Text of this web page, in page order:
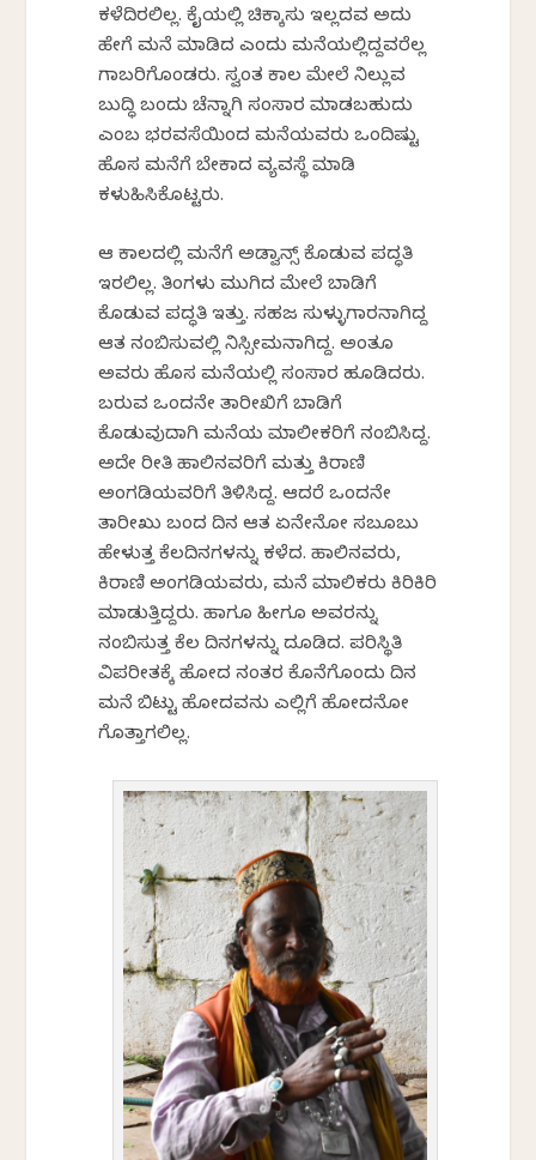
ಕಳೆದಿರಲಿಲ್ಲ. ಕೈಯಲ್ಲಿ ಚಿಕ್ಕಾಸು ಇಲ್ಲದವ ಅದು
ಹೇಗೆ ಮನೆ ಮಾಡಿದ ಎಂದು ಮನೆಯಲ್ಲಿದ್ದವರೆಲ್ಲ
ಗಾಬರಿಗೊಂಡರು. ಸ್ವಂತ ಕಾಲ ಮೇಲೆ ನಿಲ್ಲುವ
ಬುದ್ಧಿ ಬಂದು ಚೆನ್ನಾಗಿ ಸಂಸಾರ ಮಾಡಬಹುದು
ಎಂಬ ಭರವಸೆಯಿಂದ ಮನೆಯವರು ಒಂದಿಷ್ಟು
ಹೊಸ ಮನೆಗೆ ಬೇಕಾದ ವ್ಯವಸ್ಥೆ ಮಾಡಿ
ಕಳುಹಿಸಿಕೊಟ್ಟರು.
ಆ ಕಾಲದಲ್ಲಿ ಮನೆಗೆ ಅಡ್ವಾನ್ಸ್ ಕೊಡುವ ಪದ್ಧತಿ
ಇರಲಿಲ್ಲ. ತಿಂಗಳು ಮುಗಿದ ಮೇಲೆ ಬಾಡಿಗೆ
ಕೊಡುವ ಪದ್ಧತಿ ಇತ್ತು. ಸಹಜ ಸುಳ್ಳುಗಾರನಾಗಿದ್ದ
ಆತ ನಂಬಿಸುವಲ್ಲಿ ನಿಸ್ಸೀಮನಾಗಿದ್ದ. ಅಂತೂ
ಅವರು ಹೊಸ ಮನೆಯಲ್ಲಿ ಸಂಸಾರ ಹೂಡಿದರು.
ಬರುವ ಒಂದನೇ ತಾರೀಖಿಗೆ ಬಾಡಿಗೆ
ಕೊಡುವುದಾಗಿ ಮನೆಯ ಮಾಲೀಕರಿಗೆ ನಂಬಿಸಿದ್ದ.
ಅದೇ ರೀತಿ ಹಾಲಿನವರಿಗೆ ಮತ್ತು ಕಿರಾಣಿ
ಅಂಗಡಿಯವರಿಗೆ ತಿಳಿಸಿದ್ದ. ಆದರೆ ಒಂದನೇ
ತಾರೀಖು ಬಂದ ದಿನ ಆತ ಏನೇನೋ ಸಬೂಬು
ಹೇಳುತ್ತ ಕೆಲದಿನಗಳನ್ನು ಕಳೆದ. ಹಾಲಿನವರು,
ಕಿರಾಣಿ ಅಂಗಡಿಯವರು, ಮನೆ ಮಾಲಿಕರು ಕಿರಿಕಿರಿ
ಮಾಡುತ್ತಿದ್ದರು. ಹಾಗೂ ಹೀಗೂ ಅವರನ್ನು
ನಂಬಿಸುತ್ತ ಕೆಲ ದಿನಗಳನ್ನು ದೂಡಿದ. ಪರಿಸ್ಥಿತಿ
ವಿಪರೀತಕ್ಕೆ ಹೋದ ನಂತರ ಕೊನೆಗೊಂದು ದಿನ
ಮನೆ ಬಿಟ್ಟು ಹೋದವನು ಎಲ್ಲಿಗೆ ಹೋದನೋ
ಗೊತ್ತಾಗಲಿಲ್ಲ.